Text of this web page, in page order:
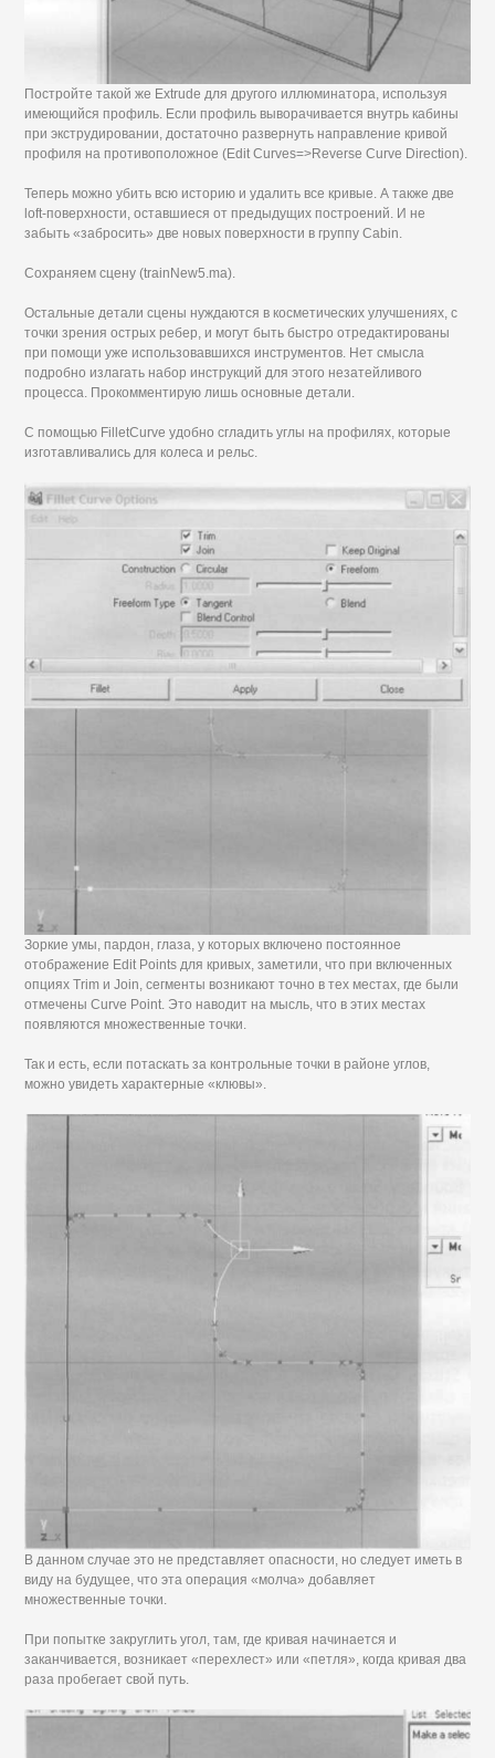
Постройте такой же Extrude для другого иллюминатора, используя
имеющийся профиль. Если профиль выворачивается внутрь кабины
при экструдировании, достаточно развернуть направление кривой
профиля на противоположное (Edit Curves=>Reverse Curve Direction).
Теперь можно убить всю историю и удалить все кривые. А также две
loft-поверхности, оставшиеся от предыдущих построений. И не
забыть «забросить» две новых поверхности в группу Cabin.
Сохраняем сцену (trainNew5.ma).
Остальные детали сцены нуждаются в косметических улучшениях, с
точки зрения острых ребер, и могут быть быстро отредактированы
при помощи уже использовавшихся инструментов. Нет смысла
подробно излагать набор инструкций для этого незатейливого
процесса. Прокомментирую лишь основные детали.
С помощью FilletCurve удобно сгладить углы на профилях, которые
изготавливались для колеса и рельс.
Зоркие умы, пардон, глаза, у которых включено постоянное
отображение Edit Points для кривых, заметили, что при включенных
опциях Trim и Join, сегменты возникают точно в тех местах, где были
отмечены Curve Point. Это наводит на мысль, что в этих местах
появляются множественные точки.
Так и есть, если потаскать за контрольные точки в районе углов,
можно увидеть характерные «клювы».
В данном случае это не представляет опасности, но следует иметь в
виду на будущее, что эта операция «молча» добавляет
множественные точки.
При попытке закруглить угол, там, где кривая начинается и
заканчивается, возникает «перехлест» или «петля», когда кривая два
раза пробегает свой путь.